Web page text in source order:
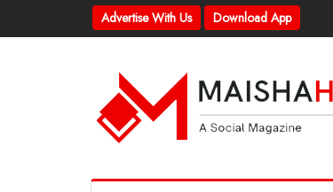
Advertise With Us Download App